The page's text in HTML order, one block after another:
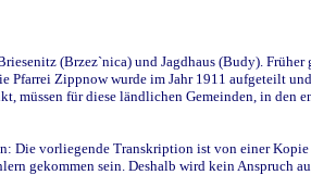
(Brzez`nica) und Jagdhaus (Budy).
Zippnow wurde im Jahr 1911 aufgeteilt
für diese ländlichen Gemeinden, in den
Die vorliegende Transkription ist von einer
gekommen sein. Deshalb wird kein Anspruch